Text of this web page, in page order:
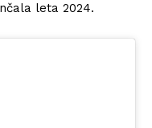
leta 2024.